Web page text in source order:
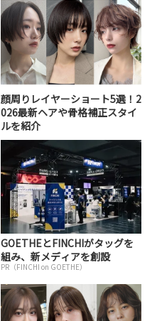
顔周りレイヤーショート5選！2
026最新ヘアや骨格補正スタイ
ルを紹介
GOETHEとFINCHIがタッグを
組み、新メディアを創設
PR（FINCHI on GOETHE）